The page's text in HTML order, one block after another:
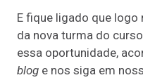
E fique ligado que
da nova turma do
essa oportunidade,
blog e nos siga em